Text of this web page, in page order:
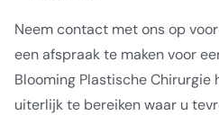
Neem contact met ons op
een afspraak te maken voor
Blooming Plastische Chirurgie
uiterlijk te bereiken waar u